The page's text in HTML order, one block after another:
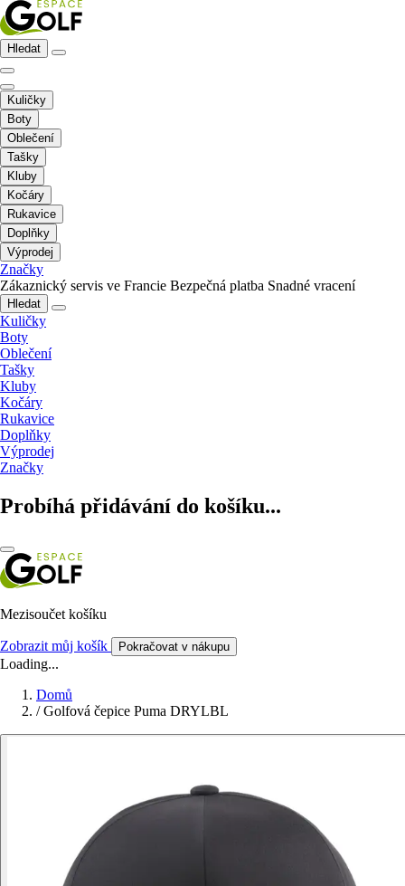
Hledat
Kuličky
Boty
Oblečení
Tašky
Kluby
Kočáry
Rukavice
Doplňky
Výprodej
Značky
Zákaznický servis ve Francie Bezpečná platba Snadné vracení
Hledat
Kuličky
Boty
Oblečení
Tašky
Kluby
Kočáry
Rukavice
Doplňky
Výprodej
Značky
Probíhá přidávání do košíku...
Mezisoučet košíku
Zobrazit můj košík Pokračovat v nákupu
Loading...
Domů
/ Golfová čepice Puma DRYLBL